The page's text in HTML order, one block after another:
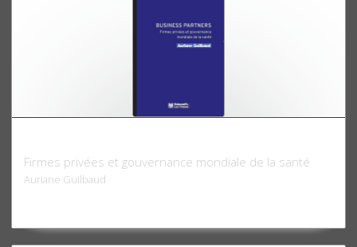
Firmes privées et gouvernance mondiale de la santé
Auriane Guilbaud